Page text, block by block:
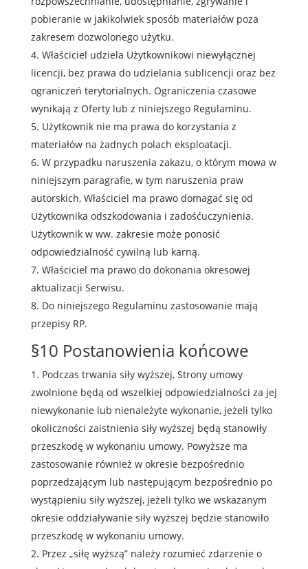
pobieranie w jakikolwiek sposób materiałów poza
zakresem dozwolonego użytku.
Właściciel udziela Użytkownikowi niewyłącznej
licencji, bez prawa do udzielania sublicencji oraz bez
ograniczeń terytorialnych. Ograniczenia czasowe
wynikają z Oferty lub z niniejszego Regulaminu.
Użytkownik nie ma prawa do korzystania z
materiałów na żadnych polach eksploatacji.
W przypadku naruszenia zakazu, o którym mowa w
niniejszym paragrafie, w tym naruszenia praw
autorskich, Właściciel ma prawo domagać się od
Użytkownika odszkodowania i zadośćuczynienia.
Użytkownik w ww. zakresie może ponosić
odpowiedzialność cywilną lub karną.
Właściciel ma prawo do dokonania okresowej
aktualizacji Serwisu.
Do niniejszego Regulaminu zastosowanie mają
przepisy RP.
§10 Postanowienia końcowe
Podczas trwania siły wyższej, Strony umowy
zwolnione będą od wszelkiej odpowiedzialności za jej
niewykonanie lub nienależyte wykonanie, jeżeli tylko
okoliczności zaistnienia siły wyższej będą stanowiły
przeszkodę w wykonaniu umowy. Powyższe ma
zastosowanie również w okresie bezpośrednio
poprzedzającym lub następującym bezpośrednio po
wystąpieniu siły wyższej, jeżeli tylko we wskazanym
okresie oddziaływanie siły wyższej będzie stanowiło
przeszkodę w wykonaniu umowy.
Przez „siłę wyższą” należy rozumieć zdarzenie o